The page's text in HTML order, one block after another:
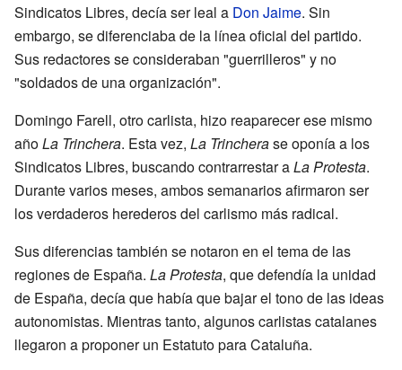
Sindicatos Libres, decía ser leal a Don Jaime. Sin
embargo, se diferenciaba de la línea oficial del partido.
Sus redactores se consideraban "guerrilleros" y no
"soldados de una organización".
Domingo Farell, otro carlista, hizo reaparecer ese mismo
añoLa Trinchera. Esta vez, La Trincherase oponía a los
Sindicatos Libres, buscando contrarrestar aLa Protesta.
Durante varios meses, ambos semanarios afirmaron ser
los verdaderos herederos del carlismo más radical.
Sus diferencias también se notaron en el tema de las
regiones de España. La Protesta, que defendía la unidad
de España, decía que había que bajar el tono de las ideas
autonomistas. Mientras tanto, algunos carlistas catalanes
llegaron a proponer un Estatuto para Cataluña.